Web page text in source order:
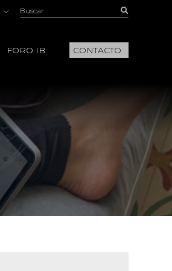
Buscar:
FORO IB CONTACTO